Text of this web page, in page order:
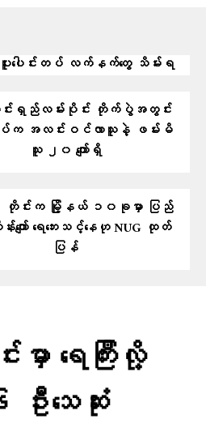
ပေါင်းတပ် လက်နက်တွေ သိမ်းရ
ောင်းရှည်လမ်းပိုင်း တိုက်ပွဲအတွင်း
က အလင်းဝင်လာသူနဲ့ ဖမ်းမိ
သူ ၂၀ ကျော်ရှိ
တိုင်းက မြို့နယ် ၁၀ခုမှာ ပြည်
ကျော် ရေဘေးသင့်နေဟု NUG ထုတ်
ပြန်
ာ ရေကြီးလို့
းသေဆုံး